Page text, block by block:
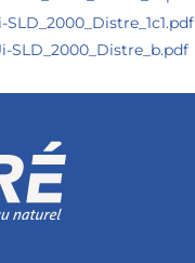
SLD_2000_Distre_b.pdf